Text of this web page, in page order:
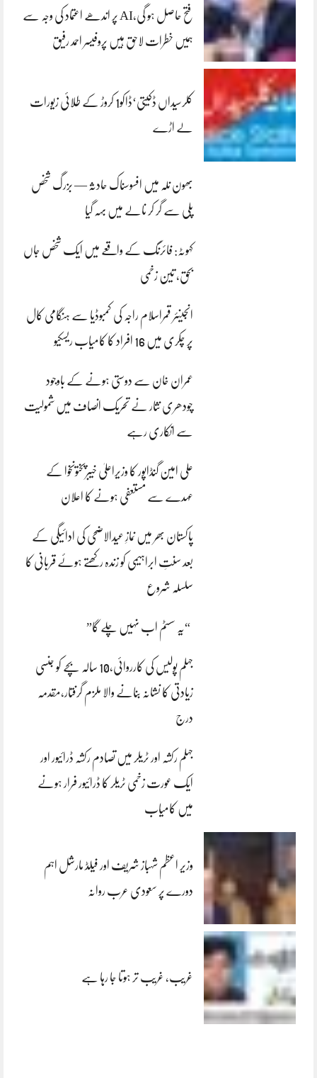
فتح حاصل ہو گی،AI پر اندھے اعتماد کی وجہ سے
ہمیں خطرات لاحق ہیں پروفیسر احمد رفیق
کلرسیداں ڈکیتی‘ڈاکو1 کروڑ کے طلائی زیورات
لے اڑے
بھون نلہ میں افسوسناک حادثہ — بزرگ شخص
پلی سے گر کر نالے میں بہہ گیا
کہوٹہ: فائرنگ کے واقعے میں ایک شخص جاں
بحق، تین زخمی
انجینئر قمراسلام راجہ کی کمبوڈیا سے ہنگامی کال
پر چکری میں 16 افراد کا کامیاب ریسکیو
عمران خان سے دوستی ہونے کے باوجود
چودھری نثار نے تحریک انصاف میں شمولیت
سے انکاری رہے
علی امین گنڈاپور کا وزیراعلیٰ خیبرپختونخوا کے
عہدے سے مستعفی ہونے کا اعلان
پاکستان بھر میں نمازِ عیدالاضحی کی ادائیگی کے
بعد سنتِ ابراہیمی کو زندہ رکھتے ہوئے قربانی کا
سلسلہ شروع
“یہ سسٹم اب نہیں چلے گا”
جہلم پولیس کی کارروائی،10 سالہ بچے کو جنسی
زیادتی کا نشانہ بنانے والا ملزم گرفتار،مقدمہ
درج
جہلم رکشہ اور ٹریلر میں تصادم رکشہ ڈرائیور اور
ایک عورت زخمی ٹریلر کا ڈرائیور فرار ہونے
میں کامیاب
وزیر اعظم شہباز شریف اور فیلڈ مارشل اہم
دورے پر سعودی عرب روانہ
غریب، غریب تر ہوتا جا رہا ہے